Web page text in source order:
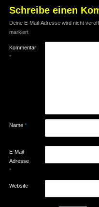
Schreibe einen
Deine E-Mail-Adresse wird nicht
markiert
Kommentar
*
Name *
E-Mail-
Adresse
*
Website